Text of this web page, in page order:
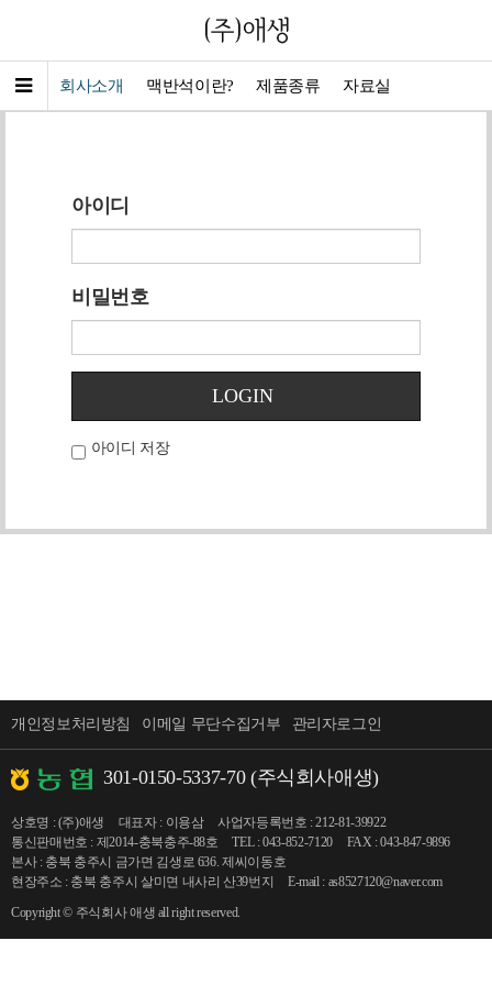
회사소개 맥반석이란? 제품종류 자료실
로그인
아이디
비밀번호
LOGIN
아이디 저장
개인정보처리방침 이메일 무단수집거부 관리자로그인
301-0150-5337-70 (주식회사애생)
상호명 : (주)애생 대표자 : 이용삼
사업자등록번호 : 212-81-39922
통신판매번호 : 제2014-충북충주-88호
TEL : 043-852-7120
FAX : 043-847-9896
본사 : 충북 충주시 금가면 김생로 636. 제씨이동호
현장주소 : 충북 충주시 살미면 내사리 산39번지
E-mail : as8527120@naver.com
Copyright © 주식회사 애생 all right reserved.